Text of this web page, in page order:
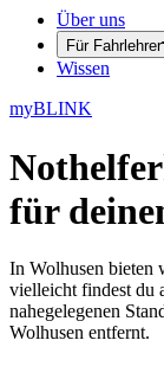
Über uns
Für Fahrlehrer
Wissen
myBLINK
für
In Wolhusen bieten
vielleicht findest du
nahegelegenen
Wolhusen entfernt.